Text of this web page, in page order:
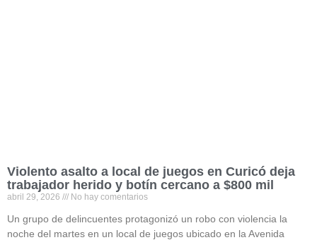
Violento asalto a local de juegos en Curicó deja
trabajador herido y botín cercano a $800 mil
abril 29, 2026 No hay comentarios
Un grupo de delincuentes protagonizó un robo con violencia la
noche del martes en un local de juegos ubicado en la Avenida